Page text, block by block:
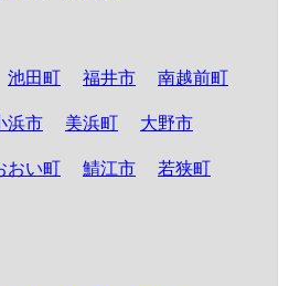
池田町 福井市 南越前町
浜市 美浜町 大野市
おい町 鯖江市 若狭町